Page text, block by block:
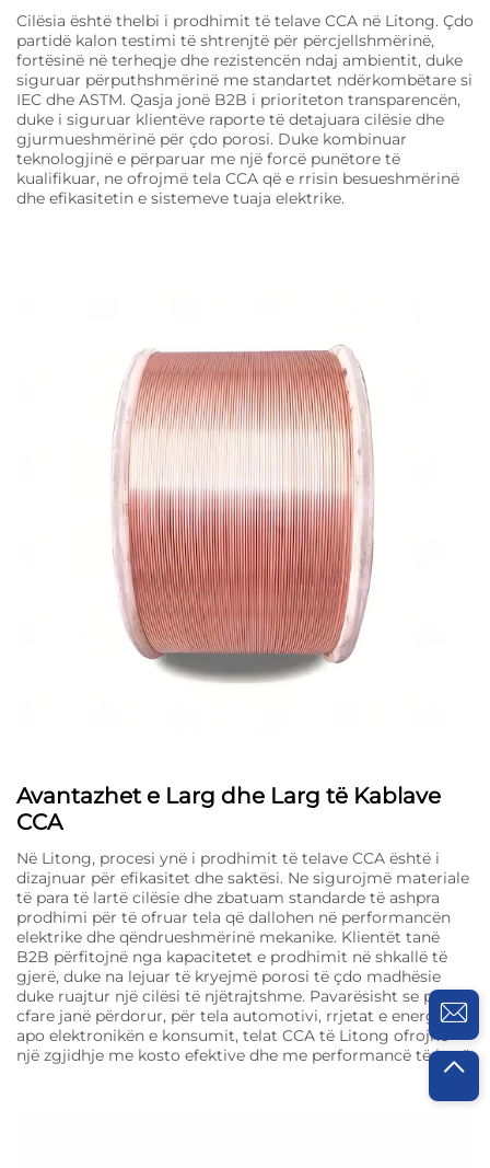
Cilësia është thelbi i prodhimit të telave CCA në Litong. Çdo
partidë kalon testimi të shtrenjtë për përcjellshmërinë,
fortësinë në terheqje dhe rezistencën ndaj ambientit, duke
siguruar përputhshmërinë me standartet ndërkombëtare si
IEC dhe ASTM. Qasja jonë B2B i prioriteton transparencën,
duke i siguruar klientëve raporte të detajuara cilësie dhe
gjurmueshmërinë për çdo porosi. Duke kombinuar
teknologjinë e përparuar me një forcë punëtore të
kualifikuar, ne ofrojmë tela CCA që e rrisin besueshmërinë
dhe efikasitetin e sistemeve tuaja elektrike.
Avantazhet e Larg dhe Larg të Kablave
CCA
Në Litong, procesi ynë i prodhimit të telave CCA është i
dizajnuar për efikasitet dhe saktësi. Ne sigurojmë materiale
të para të lartë cilësie dhe zbatuam standarde të ashpra
prodhimi për të ofruar tela që dallohen në performancën
elektrike dhe qëndrueshmërinë mekanike. Klientët tanë
B2B përfitojnë nga kapacitetet e prodhimit në shkallë të
gjerë, duke na lejuar të kryejmë porosi të çdo madhësie
duke ruajtur një cilësi të njëtrajtshme. Pavarësisht se për
cfare janë përdorur, për tela automotivi, rrjetat e energjisë
apo elektronikën e konsumit, telat CCA të Litong ofrojnë
një zgjidhje me kosto efektive dhe me performancë të lartë.